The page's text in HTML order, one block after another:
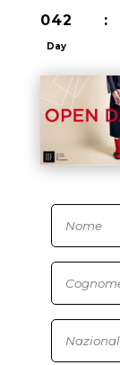
042
Day
: